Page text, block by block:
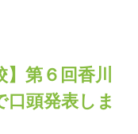
ジタルブック
団40年史
型研究助成
】第６回香川
口頭発表しま